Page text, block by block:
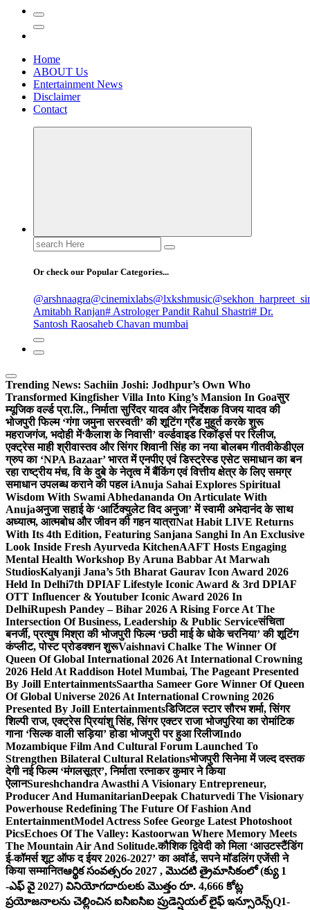
Home
ABOUT Us
Entertainment News
Disclaimer
Contact
Search
for:
Or check our Popular Categories...
@arshnaagra@cinemixlabs@lxkshmusic
Amitabh Ranjan# Astrologer Pandit Rahul Shastri# Dr.
Santosh Raosaheb Chavan mumbai
Trending News: Sachiin Joshi: Jodhpur’s Own Who
Transformed Kingfisher Villa Into King’s Mansion In Goaसुर
म्यूजिक वर्ल्ड प्रा.लि., निर्माता सुरिंदर यादव और निर्देशक विजय यादव की
भोजपुरी फिल्म ‘गंगा जमुना सरस्वती’ की शूटिंग ग्रैंड मुहूर्त करके शुरू
महराजगंज, भदोही में‘कैलाश के निवासी’ वर्ल्डवाइड रिकॉर्ड्स पर रिलीज,
एक्ट्रेस माही श्रीवास्तव और सिंगर शिवानी सिंह का नया बोलबम गीतवीकेडीएल
ग्रुप का ‘NPA Bazaar’ भारत में एनपीए एवं डिस्ट्रेस्ड एसेट समाधान का बन
रहा राष्ट्रीय मंच, वि के दुबे के नेतृत्व में बैंकिंग एवं वित्तीय क्षेत्र के लिए समग्र
समाधान उपलब्ध कराने की पहल iAnuja Sahai Explores Spiritual
Wisdom With Swami Abhedananda On Articulate With
Anujaअनुजा सहाई के ‘आर्टिक्युलेट विद अनुजा’ में स्वामी अभेदानंद के साथ
अध्यात्म, आत्मबोध और जीवन की गहन यात्राNat Habit LIVE Returns
With Its 4th Edition, Featuring Sanjana Sanghi In An Exclusive
Look Inside Fresh Ayurveda KitchenAAFT Hosts Engaging
Mental Health Workshop By Aruna Babbar At Marwah
StudiosKalyanji Jana’s 5th Bharat Gaurav Icon Award 2026
Held In Delhi7th DPIAF Lifestyle Iconic Award & 3rd DPIAF
OTT Influencer & Youtuber Iconic Award 2026 In
DelhiRupesh Pandey – Bihar 2026 A Rising Force At The
Intersection Of Business, Leadership & Public Serviceसंचिता
बनर्जी, प्रत्युष मिश्रा की भोजपुरी फिल्म ‘छठी माई के धोके चरनिया’ की शूटिंग
कंप्लीट, पोस्ट प्रोडक्शन शुरूVaishnavi Chalke The Winner Of
Queen Of Global International 2026 At International Crowning
2026 Held At Raddison Hotel Mumbai, The Pageant Presented
By Joill EntertainmentsSaartha Sameer Gore Winner Of Queen
Of Global Universe 2026 At International Crowning 2026
Presented By Joill Entertainmentsडिजिटल स्टार सौरभ शर्मा, सिंगर
शिल्पी राज, एक्ट्रेस प्रियांशु सिंह, सिंगर एक्टर राजा भोजपुरिया का रोमांटिक
गाना ‘सिल्क वाली सड़िया’ होडा भोजपुरी पर हुआ रिलीजIndo
Mozambique Film And Cultural Forum Launched To
Strengthen Bilateral Cultural Relationsभोजपुरी सिनेमा में जल्द दस्तक
देगी नई फिल्म ‘मंगलसूत्र’, निर्माता रत्नाकर कुमार ने किया
ऐलानSureshchandra Awasthi A Visionary Entrepreneur,
Producer And HumanitarianDeepak Chaturvedi The Visionary
Powerhouse Redefining The Future Of Fashion And
EntertainmentModel Actress Sofee George Latest Photoshoot
PicsEchoes Of The Valley: Kastoorwan Where Memory Meets
The Mountain Air And Solitude.कौशिक द्विवेदी को मिला ‘आउटस्टैंडिंग
ई-कॉमर्स शूट ऑफ द ईयर 2026-2027’ का अवॉर्ड, सपने मॉडलिंग एजेंसी ने
किया सम्मानितఆర్థిక సంవత్సరం 2027 , మొదటి త్రైమాసికంలో (క్యు 1
-ఎఫ్ వై 2027) వినియోగదారులకు మొత్తం రూ. 4,666 కోట్ల
ప్రయోజనాలను చెల్లించిన ఐసిఐసిఐ ప్రుడెన్షియల్ లైఫ్ ఇన్సూరెన్స్Q1-